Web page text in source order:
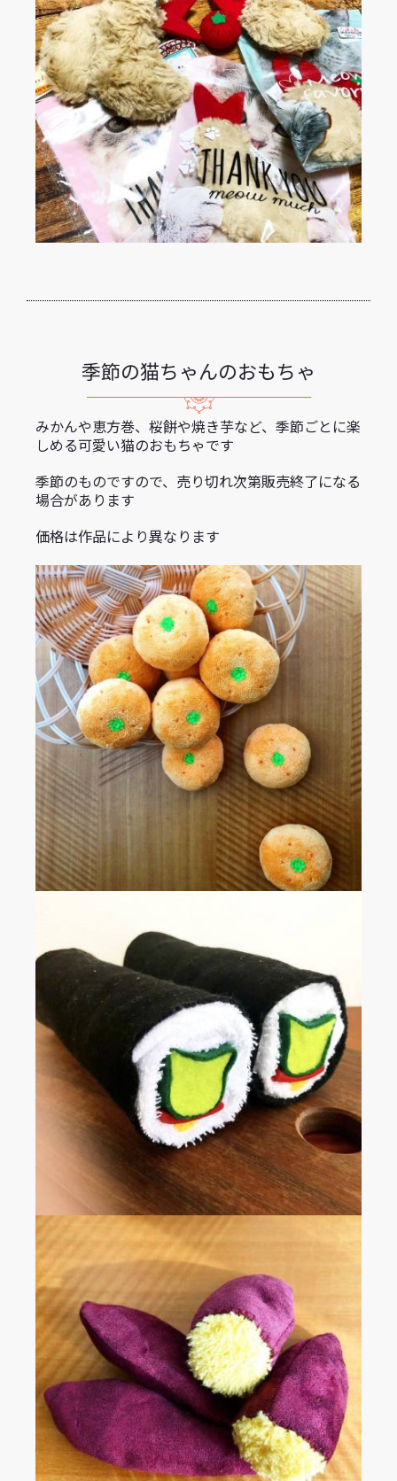
季節の猫ちゃんのおもちゃ
みかんや恵方巻、桜餅や焼き芋など、季節ごとに楽
しめる可愛い猫のおもちゃです
季節のものですので、売り切れ次第販売終了になる
場合があります
価格は作品により異なります